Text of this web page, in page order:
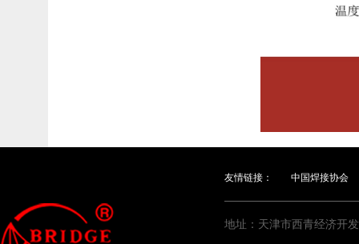
友情链接： 中国焊接协会
地址：天津市西青经济开